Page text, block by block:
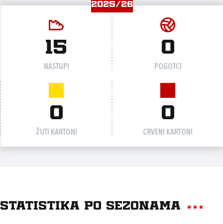
2025/26
15
NASTUPI
0
POGOTCI
0
ŽUTI KARTONI
0
CRVENI KARTONI
Statistika po sezonama